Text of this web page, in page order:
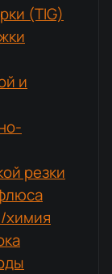
(TIG)
и
резки
химия